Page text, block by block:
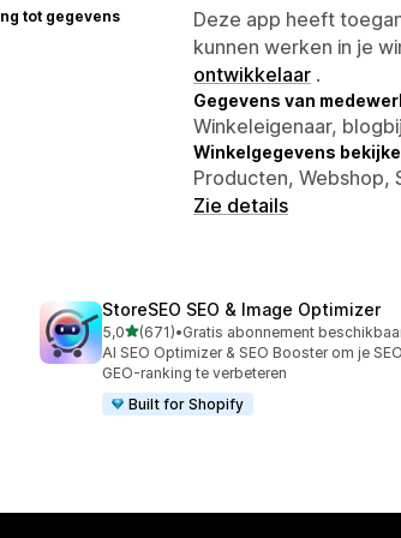
tot gegevens
Deze app heeft
kunnen werken in je
ontwikkelaar .
Gegevens van
Winkeleigenaar,
Winkelgegevens
Producten,
Zie details
StoreSEO SEO & Image Optimizer
5,0van 5 sterren
(671)
671 recensies in totaal
•Gratis abonnement
AI SEO Optimizer & SEO Booster om je
GEO-ranking te verbeteren
Built for Shopify